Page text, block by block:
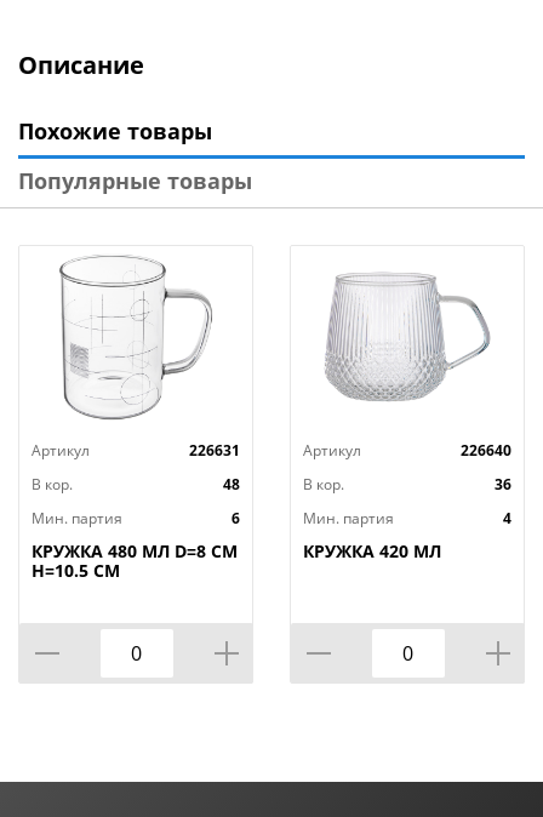
Описание
Похожие товары
Популярные товары
Артикул
226631
В кор.
48
Мин. партия
6
КРУЖКА 480 МЛ D=8 СМ
H=10.5 СМ
Артикул
226640
В кор.
36
Мин. партия
4
КРУЖКА 420 МЛ